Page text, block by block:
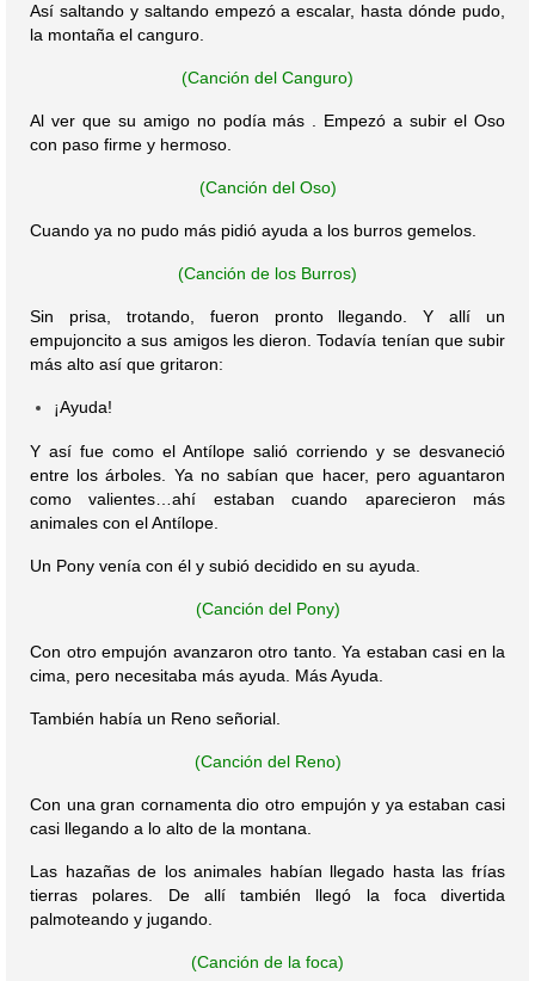
Así saltando y saltando empezó a escalar, hasta dónde pudo,
la montaña el canguro.
(Canción del Canguro)
Al ver que su amigo no podía más . Empezó a subir el Oso
con paso firme y hermoso.
(Canción del Oso)
Cuando ya no pudo más pidió ayuda a los burros gemelos.
(Canción de los Burros)
Sin prisa, trotando, fueron pronto llegando. Y allí un
empujoncito a sus amigos les dieron. Todavía tenían que subir
más alto así que gritaron:
¡Ayuda!
Y así fue como el Antílope salió corriendo y se desvaneció
entre los árboles. Ya no sabían que hacer, pero aguantaron
como valientes…ahí estaban cuando aparecieron más
animales con el Antílope.
Un Pony venía con él y subió decidido en su ayuda.
(Canción del Pony)
Con otro empujón avanzaron otro tanto. Ya estaban casi en la
cima, pero necesitaba más ayuda. Más Ayuda.
También había un Reno señorial.
(Canción del Reno)
Con una gran cornamenta dio otro empujón y ya estaban casi
casi llegando a lo alto de la montana.
Las hazañas de los animales habían llegado hasta las frías
tierras polares. De allí también llegó la foca divertida
palmoteando y jugando.
(Canción de la foca)